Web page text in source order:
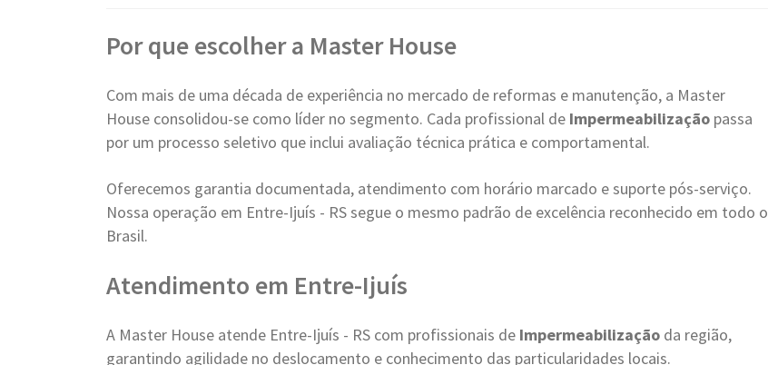
Por que escolher a Master House
Com mais de uma década de experiência no mercado de reformas e manutenção, a Master
House consolidou-se como líder no segmento. Cada profissional de Impermeabilização passa
por um processo seletivo que inclui avaliação técnica prática e comportamental.
Oferecemos garantia documentada, atendimento com horário marcado e suporte pós-serviço.
Nossa operação em Entre-Ijuís - RS segue o mesmo padrão de excelência reconhecido em todo o
Brasil.
Atendimento em Entre-Ijuís
A Master House atende Entre-Ijuís - RS com profissionais de Impermeabilização da região,
garantindo agilidade no deslocamento e conhecimento das particularidades locais.